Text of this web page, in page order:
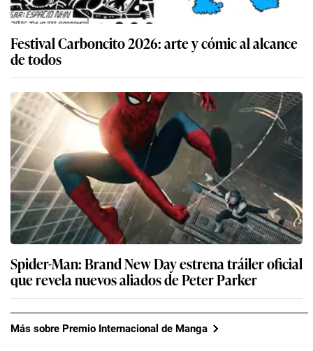
Festival Carboncito 2026: arte y cómic al alcance
de todos
Spider-Man: Brand New Day estrena tráiler oficial
que revela nuevos aliados de Peter Parker
Más sobre Premio Internacional de Manga